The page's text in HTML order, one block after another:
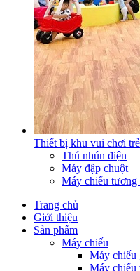
Thiết bị khu vui chơi
Thú nhún điện
Máy đập chuột
Máy chiếu tương
Trang chủ
Giới thiệu
Sản phẩm
Máy chiếu
Máy chiếu
Máy chiếu